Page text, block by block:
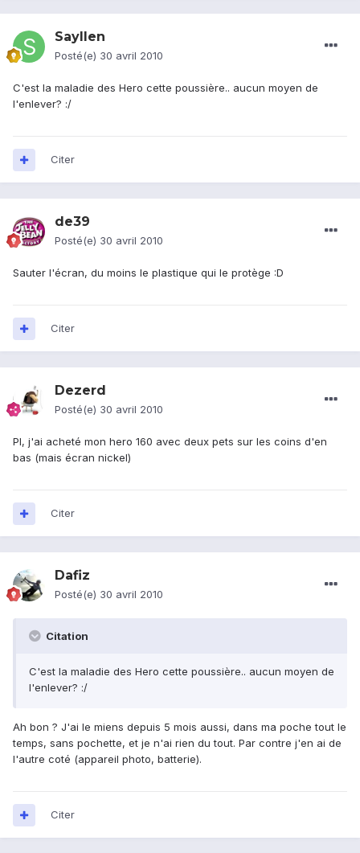
Sayllen
Posté(e) 30 avril 2010
C'est la maladie des Hero cette poussière.. aucun moyen de
l'enlever? :/
Citer
de39
Posté(e) 30 avril 2010
Sauter l'écran, du moins le plastique qui le protège :D
Citer
Dezerd
Posté(e) 30 avril 2010
PI, j'ai acheté mon hero 160 avec deux pets sur les coins d'en
bas (mais écran nickel)
Citer
Dafiz
Posté(e) 30 avril 2010
Citation
C'est la maladie des Hero cette poussière.. aucun moyen de
l'enlever? :/
Ah bon ? J'ai le miens depuis 5 mois aussi, dans ma poche tout le
temps, sans pochette, et je n'ai rien du tout. Par contre j'en ai de
l'autre coté (appareil photo, batterie).
Citer